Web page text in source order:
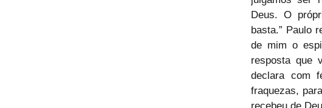
Deus. O
basta.” Paulo
de mim o
resposta que
declara com
fraquezas,